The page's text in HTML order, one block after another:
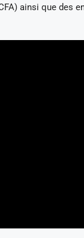
ainsi que des